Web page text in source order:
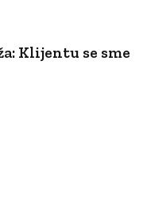
Klijentu se sme